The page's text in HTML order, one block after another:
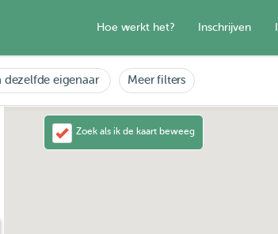
Hoe werkt het? Inschrijven
dezelfde eigenaar Meer filters
Zoek als ik de kaart beweeg